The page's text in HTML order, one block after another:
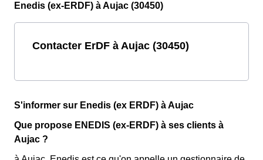
Enedis (ex-ERDF) à Aujac (30450)
Contacter ErDF à Aujac (30450)
S'informer sur Enedis (ex ERDF) à Aujac
Que propose ENEDIS (ex-ERDF) à ses clients à
Aujac ?